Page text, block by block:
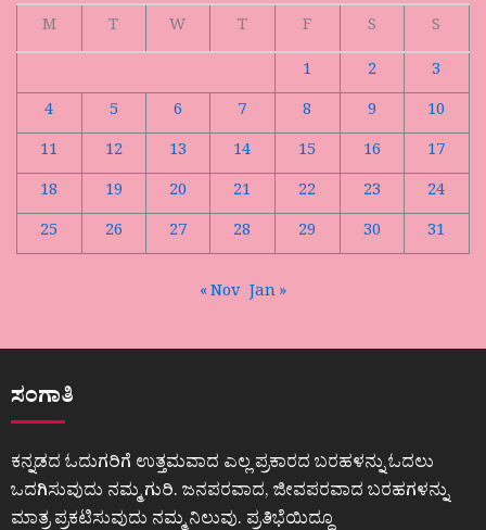
M
T W T F S
S
1
2
3
4
5 6 7 8 9
10
11
12 13 14 15 16
17
18
19 20 21 22 23
24
25
26 27 28 29 30 31
« Nov Jan »
ಸಂಗಾತಿ
ಕನ್ನಡದ ಓದುಗರಿಗೆ ಉತ್ತಮವಾದ ಎಲ್ಲ ಪ್ರಕಾರದ ಬರಹಳನ್ನು ಓದಲು
ಒದಗಿಸುವುದು ನಮ್ಮ ಗುರಿ. ಜನಪರವಾದ, ಜೀವಪರವಾದ ಬರಹಗಳನ್ನು
ಮಾತ್ರ ಪ್ರಕಟಿಸುವುದು ನಮ್ಮ ನಿಲುವು. ಪ್ರತಿಭೆಯಿದ್ದೂ